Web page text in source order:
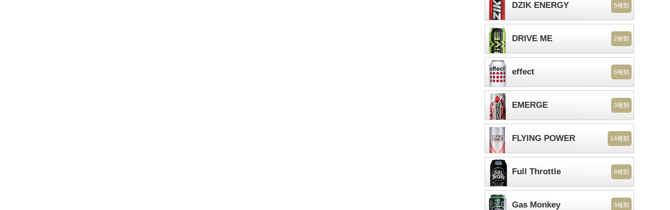
DZIK ENERGY 5種類
DRIVE ME 2種類
effect 8種類
EMERGE 3種類
FLYING POWER 14種類
Full Throttle 6種類
Gas Monkey 3種類